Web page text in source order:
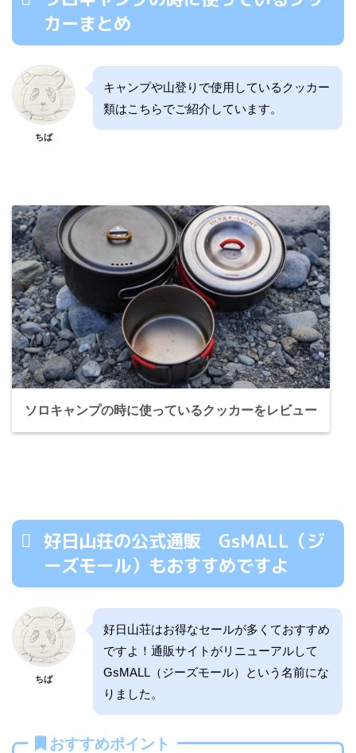
カーまとめ
ちば
キャンプや山登りで使用しているクッカー
類はこちらでご紹介しています。
ソロキャンプの時に使っているクッカーをレビュー
好日山荘の公式通販 GsMALL（ジ
ーズモール）もおすすめですよ
ちば
好日山荘はお得なセールが多くておすすめ
ですよ！通販サイトがリニューアルして
GsMALL（ジーズモール）という名前にな
りました。
おすすめポイント